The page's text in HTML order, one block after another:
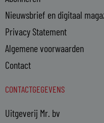
Nieuwsbrief en digitaal
Privacy Statement
Algemene voorwaarden
Contact
CONTACTGEGEVENS
Uitgeverij Mr. bv